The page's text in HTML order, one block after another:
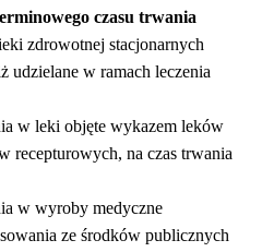
czasu trwania
zdrowotnej stacjonarnych
udzielane w ramach leczenia
w leki objęte wykazem leków
recepturowych, na czas trwania
w wyroby medyczne
ze środków publicznych